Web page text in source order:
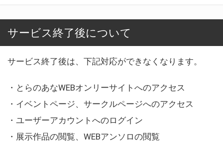
サービス終了後について
サービス終了後は、下記対応ができなくなります。
・とらのあなWEBオンリーサイトへのアクセス
・イベントページ、サークルページへのアクセス
・ユーザーアカウントへのログイン
・展示作品の閲覧、WEBアンソロの閲覧